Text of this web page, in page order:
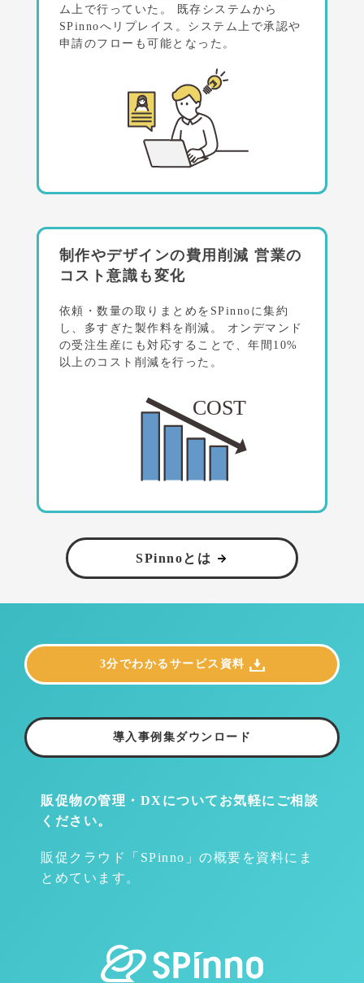
ム上で行っていた。
既存システムから
SPinnoへリプレイス。システム上で承認や
申請のフローも可能となった。
制作やデザインの費用削減 営業の
コスト意識も変化
依頼・数量の取りまとめをSPinnoに集約
し、多すぎた製作料を削減。
オンデマンド
の受注生産にも対応することで、年間10%
以上のコスト削減を行った。
SPinnoとは
販促物の管理・DXについて お気軽にご相談
ください。
販促クラウド「SPinno」の概要を資料にま
とめています。
3分でわかるサービス資料
導入事例集ダウンロード